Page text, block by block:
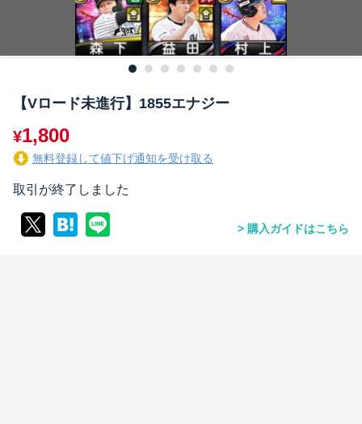
【Vロード未進行】1855エナジー
¥1,800
無料登録して値下げ通知を受け取る
取引が終了しました
購入ガイドはこちら